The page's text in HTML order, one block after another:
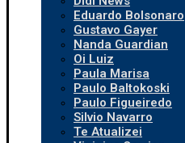
Eduardo Bolsonaro
Gustavo Gayer
Nanda Guardian
Oi Luiz
Paula Marisa
Paulo Baltokoski
Paulo Figueiredo
Silvio Navarro
Te Atualizei